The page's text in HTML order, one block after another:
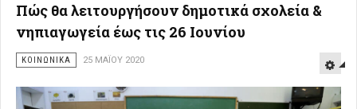
Πώς θα λειτουργήσουν δημοτικά σχολεία &
νηπιαγωγεία έως τις 26 Ιουνίου
ΚΟΙΝΩΝΙΚΑ 25 ΜΑΪ́ΟΥ 2020